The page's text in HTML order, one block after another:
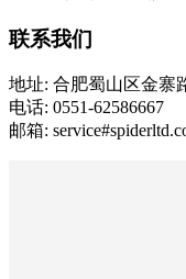
联系我们
地址: 合肥蜀山区金寨
电话: 0551-62586667
邮箱: